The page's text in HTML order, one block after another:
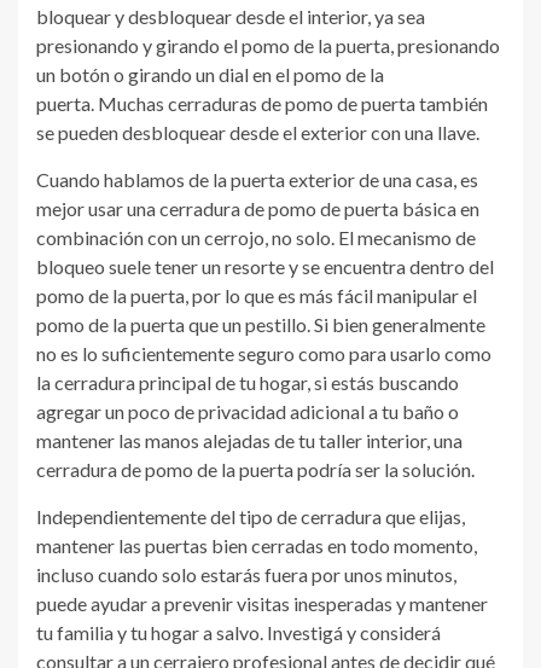
bloquear y desbloquear desde el interior, ya sea
presionando y girando el pomo de la puerta, presionando
un botón o girando un dial en el pomo de la
puerta. Muchas cerraduras de pomo de puerta también
se pueden desbloquear desde el exterior con una llave.
Cuando hablamos de la puerta exterior de una casa, es
mejor usar una cerradura de pomo de puerta básica en
combinación con un cerrojo, no solo. El mecanismo de
bloqueo suele tener un resorte y se encuentra dentro del
pomo de la puerta, por lo que es más fácil manipular el
pomo de la puerta que un pestillo. Si bien generalmente
no es lo suficientemente seguro como para usarlo como
la cerradura principal de tu hogar, si estás buscando
agregar un poco de privacidad adicional a tu baño o
mantener las manos alejadas de tu taller interior, una
cerradura de pomo de la puerta podría ser la solución.
Independientemente del tipo de cerradura que elijas,
mantener las puertas bien cerradas en todo momento,
incluso cuando solo estarás fuera por unos minutos,
puede ayudar a prevenir visitas inesperadas y mantener
tu familia y tu hogar a salvo. Investigá y considerá
consultar a un cerrajero profesional antes de decidir qué